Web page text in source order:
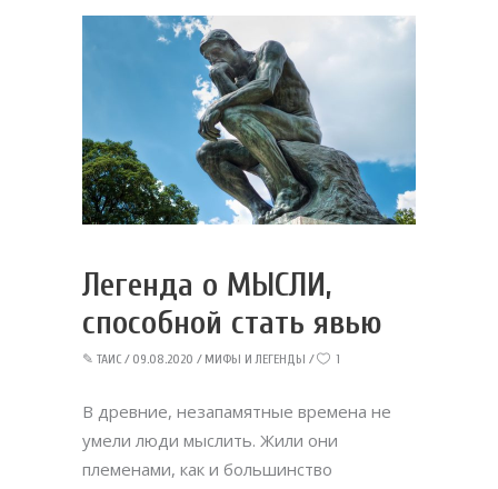
Легенда о МЫСЛИ,
способной стать явью
✎ ТАИС 09.08.2020 МИФЫ И ЛЕГЕНДЫ 1
В древние, незапамятные времена не
умели люди мыслить. Жили они
племенами, как и большинство